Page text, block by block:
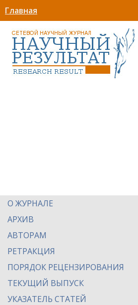
Главная
О ЖУРНАЛЕ
АРХИВ
АВТОРАМ
РЕТРАКЦИЯ
ПОРЯДОК РЕЦЕНЗИРОВАНИЯ
ТЕКУЩИЙ ВЫПУСК
УКАЗАТЕЛЬ СТАТЕЙ